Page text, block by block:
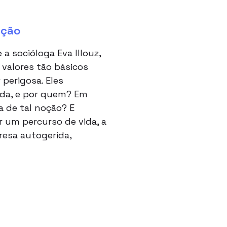
socióloga Eva Illouz,
tão básicos
Eles
e por quem? Em
de tal noção? E
percurso de vida, a
autogerida,